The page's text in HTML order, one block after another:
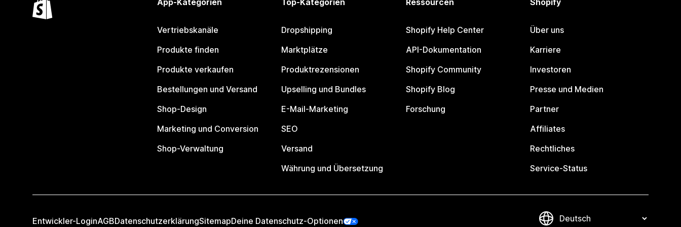
App-Kategorien
Vertriebskanäle
Produkte finden
Produkte verkaufen
Bestellungen und Versand
Shop-Design
Marketing und Conversion
Shop-Verwaltung
Top-Kategorien
Dropshipping
Marktplätze
Produktrezensionen
Upselling und Bundles
E-Mail-Marketing
SEO
Versand
Währung und Übersetzung
Ressourcen
Shopify Help Center
API-Dokumentation
Shopify Community
Shopify Blog
Forschung
Shopify
Über uns
Karriere
Investoren
Presse und Medien
Partner
Affiliates
Rechtliches
Service-Status
Entwickler-LoginAGBDatenschutzerklärungSitemapDeine Datenschutz-Optionen